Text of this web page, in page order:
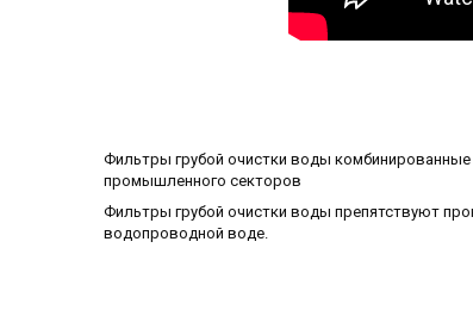
Фильтры грубой очистки воды комбинированные
промышленного секторов
Фильтры грубой очистки воды препятствуют
водопроводной воде.